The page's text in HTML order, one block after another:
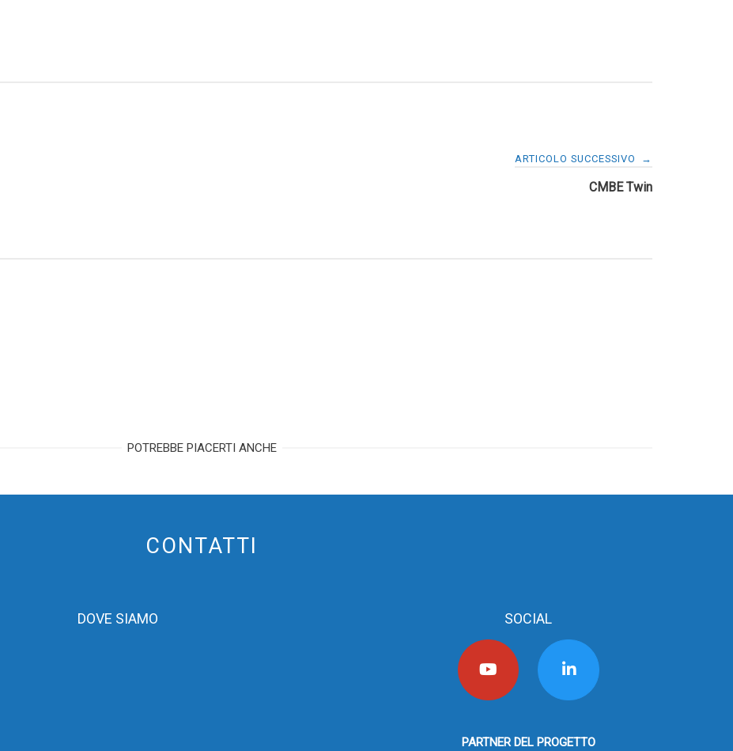
ARTICOLO SUCCESSIVO →
CMBE Twin
POTREBBE PIACERTI ANCHE
CONTATTI
DOVE SIAMO SOCIAL
PARTNER DEL PROGETTO